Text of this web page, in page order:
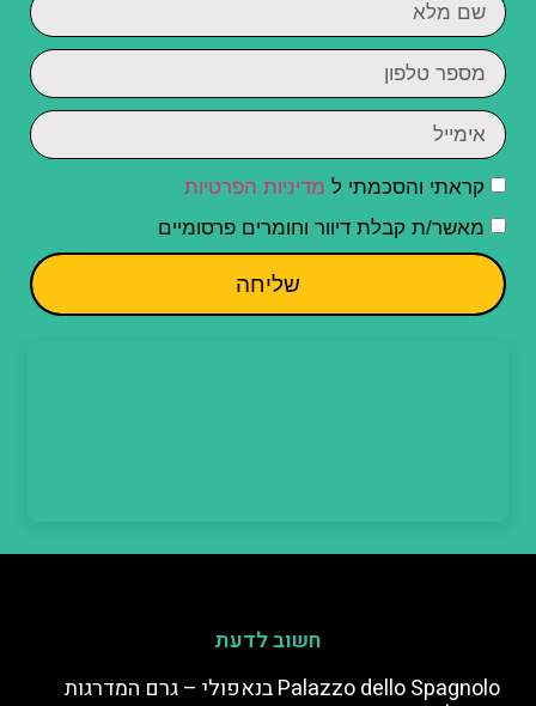
קראתי והסכמתי ל מדיניות הפרטיות
מאשר/ת קבלת דיוור וחומרים פרסומיים
שליחה
חשוב לדעת
Palazzo dello Spagnolo בנאפולי – גרם המדרגות